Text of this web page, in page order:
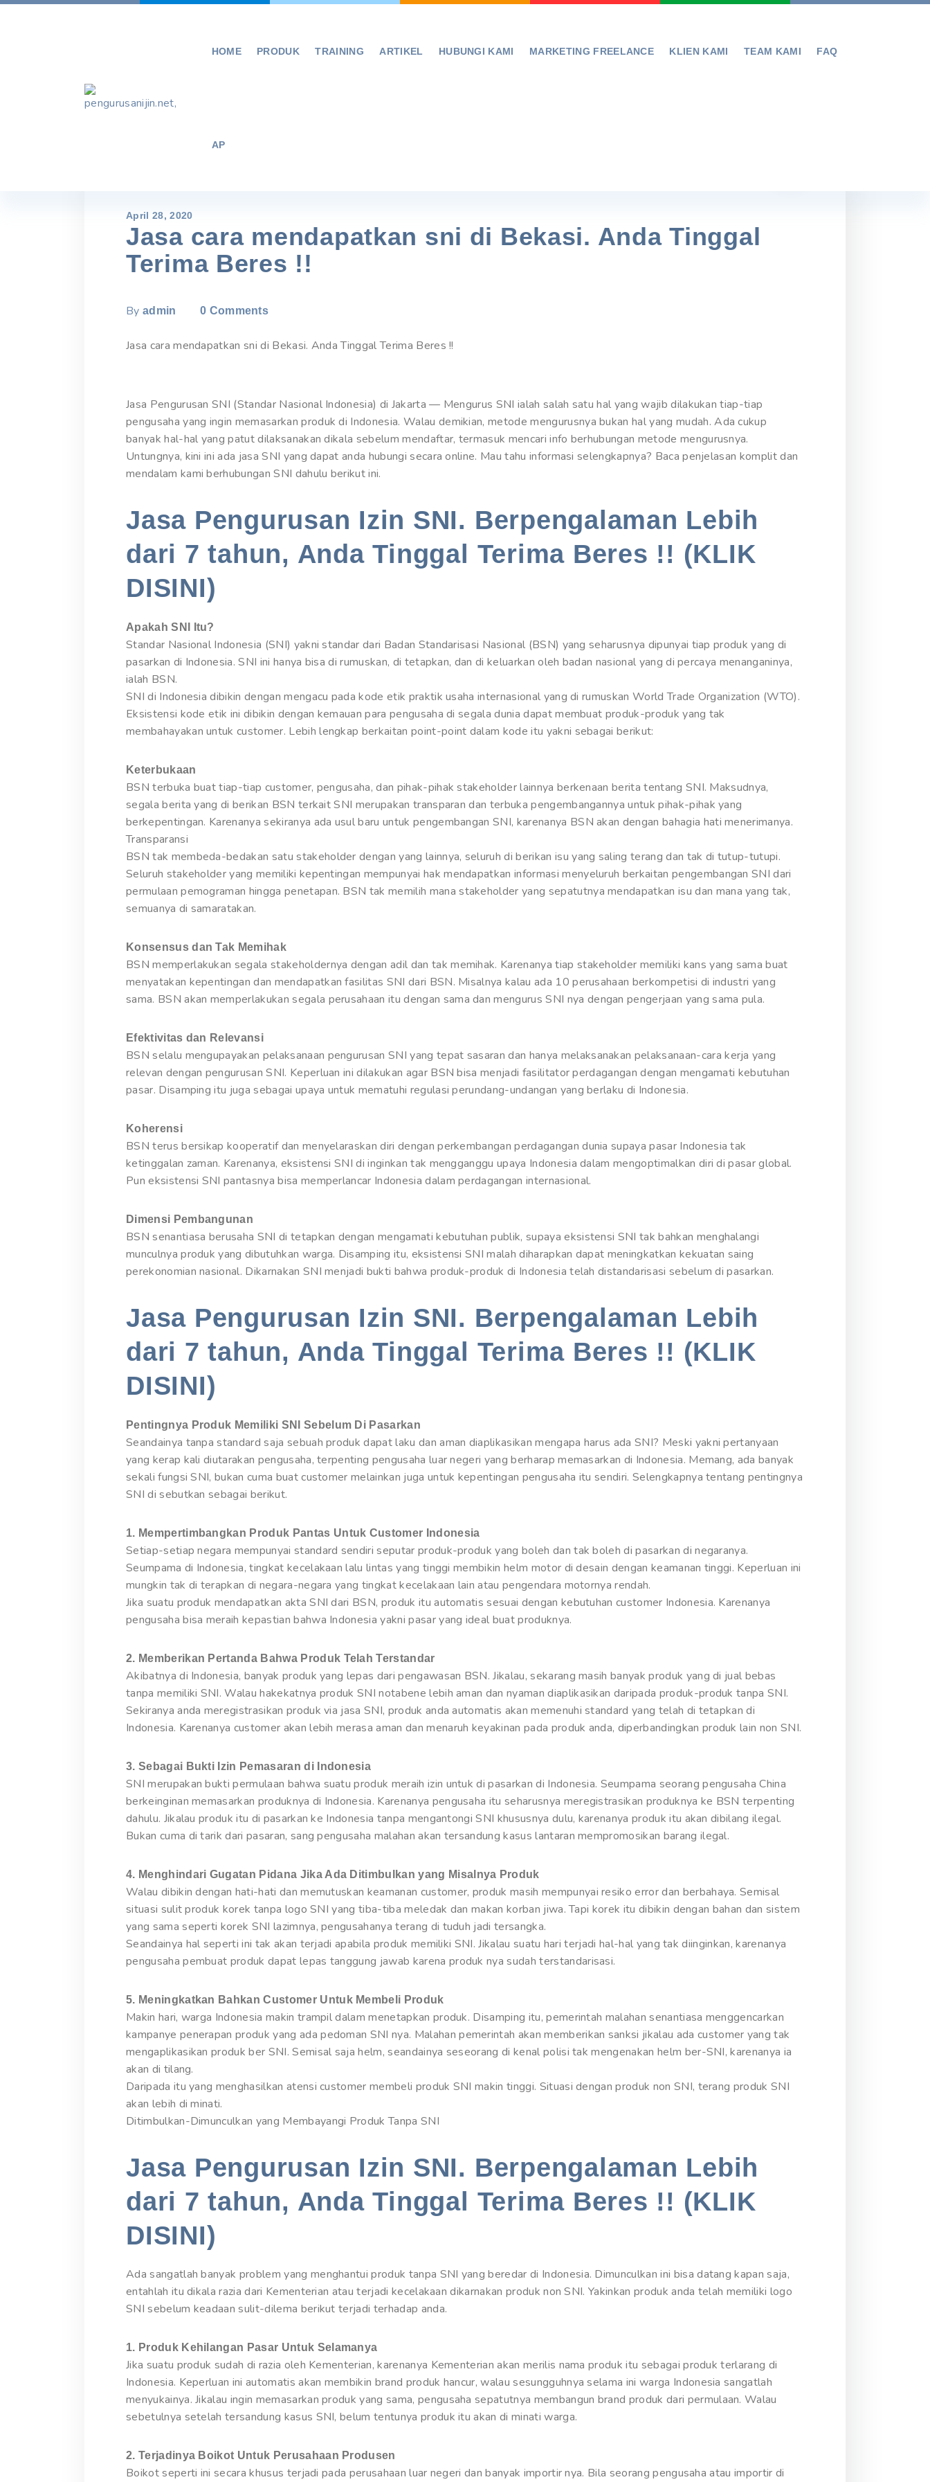
Skip
HOME PRODUK TRAINING ARTIKEL HUBUNGI KAMI MARKETING FREELANCE KLIEN KAMI TEAM KAMI FAQ
AP
April 28, 2020
Jasa cara mendapatkan sni di Bekasi. Anda Tinggal
Terima Beres !!
By admin 0 Comments
Jasa cara mendapatkan sni di Bekasi. Anda Tinggal Terima Beres !!
Jasa Pengurusan SNI (Standar Nasional Indonesia) di Jakarta — Mengurus SNI ialah salah satu hal yang wajib dilakukan tiap-tiap
pengusaha yang ingin memasarkan produk di Indonesia. Walau demikian, metode mengurusnya bukan hal yang mudah. Ada cukup
banyak hal-hal yang patut dilaksanakan dikala sebelum mendaftar, termasuk mencari info berhubungan metode mengurusnya.
Untungnya, kini ini ada jasa SNI yang dapat anda hubungi secara online. Mau tahu informasi selengkapnya? Baca penjelasan komplit dan
mendalam kami berhubungan SNI dahulu berikut ini.
Jasa Pengurusan Izin SNI. Berpengalaman Lebih
dari 7 tahun, Anda Tinggal Terima Beres !! (KLIK
DISINI)
Apakah SNI Itu?
Standar Nasional Indonesia (SNI) yakni standar dari Badan Standarisasi Nasional (BSN) yang seharusnya dipunyai tiap produk yang di
pasarkan di Indonesia. SNI ini hanya bisa di rumuskan, di tetapkan, dan di keluarkan oleh badan nasional yang di percaya menanganinya,
ialah BSN.
SNI di Indonesia dibikin dengan mengacu pada kode etik praktik usaha internasional yang di rumuskan World Trade Organization (WTO).
Eksistensi kode etik ini dibikin dengan kemauan para pengusaha di segala dunia dapat membuat produk-produk yang tak
membahayakan untuk customer. Lebih lengkap berkaitan point-point dalam kode itu yakni sebagai berikut:
Keterbukaan
BSN terbuka buat tiap-tiap customer, pengusaha, dan pihak-pihak stakeholder lainnya berkenaan berita tentang SNI. Maksudnya,
segala berita yang di berikan BSN terkait SNI merupakan transparan dan terbuka pengembangannya untuk pihak-pihak yang
berkepentingan. Karenanya sekiranya ada usul baru untuk pengembangan SNI, karenanya BSN akan dengan bahagia hati menerimanya.
Transparansi
BSN tak membeda-bedakan satu stakeholder dengan yang lainnya, seluruh di berikan isu yang saling terang dan tak di tutup-tutupi.
Seluruh stakeholder yang memiliki kepentingan mempunyai hak mendapatkan informasi menyeluruh berkaitan pengembangan SNI dari
permulaan pemograman hingga penetapan. BSN tak memilih mana stakeholder yang sepatutnya mendapatkan isu dan mana yang tak,
semuanya di samaratakan.
Konsensus dan Tak Memihak
BSN memperlakukan segala stakeholdernya dengan adil dan tak memihak. Karenanya tiap stakeholder memiliki kans yang sama buat
menyatakan kepentingan dan mendapatkan fasilitas SNI dari BSN. Misalnya kalau ada 10 perusahaan berkompetisi di industri yang
sama. BSN akan memperlakukan segala perusahaan itu dengan sama dan mengurus SNI nya dengan pengerjaan yang sama pula.
Efektivitas dan Relevansi
BSN selalu mengupayakan pelaksanaan pengurusan SNI yang tepat sasaran dan hanya melaksanakan pelaksanaan-cara kerja yang
relevan dengan pengurusan SNI. Keperluan ini dilakukan agar BSN bisa menjadi fasilitator perdagangan dengan mengamati kebutuhan
pasar. Disamping itu juga sebagai upaya untuk mematuhi regulasi perundang-undangan yang berlaku di Indonesia.
Koherensi
BSN terus bersikap kooperatif dan menyelaraskan diri dengan perkembangan perdagangan dunia supaya pasar Indonesia tak
ketinggalan zaman. Karenanya, eksistensi SNI di inginkan tak mengganggu upaya Indonesia dalam mengoptimalkan diri di pasar global.
Pun eksistensi SNI pantasnya bisa memperlancar Indonesia dalam perdagangan internasional.
Dimensi Pembangunan
BSN senantiasa berusaha SNI di tetapkan dengan mengamati kebutuhan publik, supaya eksistensi SNI tak bahkan menghalangi
munculnya produk yang dibutuhkan warga. Disamping itu, eksistensi SNI malah diharapkan dapat meningkatkan kekuatan saing
perekonomian nasional. Dikarnakan SNI menjadi bukti bahwa produk-produk di Indonesia telah distandarisasi sebelum di pasarkan.
Jasa Pengurusan Izin SNI. Berpengalaman Lebih
dari 7 tahun, Anda Tinggal Terima Beres !! (KLIK
DISINI)
Pentingnya Produk Memiliki SNI Sebelum Di Pasarkan
Seandainya tanpa standard saja sebuah produk dapat laku dan aman diaplikasikan mengapa harus ada SNI? Meski yakni pertanyaan
yang kerap kali diutarakan pengusaha, terpenting pengusaha luar negeri yang berharap memasarkan di Indonesia. Memang, ada banyak
sekali fungsi SNI, bukan cuma buat customer melainkan juga untuk kepentingan pengusaha itu sendiri. Selengkapnya tentang pentingnya
SNI di sebutkan sebagai berikut.
1. Mempertimbangkan Produk Pantas Untuk Customer Indonesia
Setiap-setiap negara mempunyai standard sendiri seputar produk-produk yang boleh dan tak boleh di pasarkan di negaranya.
Seumpama di Indonesia, tingkat kecelakaan lalu lintas yang tinggi membikin helm motor di desain dengan keamanan tinggi. Keperluan ini
mungkin tak di terapkan di negara-negara yang tingkat kecelakaan lain atau pengendara motornya rendah.
Jika suatu produk mendapatkan akta SNI dari BSN, produk itu automatis sesuai dengan kebutuhan customer Indonesia. Karenanya
pengusaha bisa meraih kepastian bahwa Indonesia yakni pasar yang ideal buat produknya.
2. Memberikan Pertanda Bahwa Produk Telah Terstandar
Akibatnya di Indonesia, banyak produk yang lepas dari pengawasan BSN. Jikalau, sekarang masih banyak produk yang di jual bebas
tanpa memiliki SNI. Walau hakekatnya produk SNI notabene lebih aman dan nyaman diaplikasikan daripada produk-produk tanpa SNI.
Sekiranya anda meregistrasikan produk via jasa SNI, produk anda automatis akan memenuhi standard yang telah di tetapkan di
Indonesia. Karenanya customer akan lebih merasa aman dan menaruh keyakinan pada produk anda, diperbandingkan produk lain non SNI.
3. Sebagai Bukti Izin Pemasaran di Indonesia
SNI merupakan bukti permulaan bahwa suatu produk meraih izin untuk di pasarkan di Indonesia. Seumpama seorang pengusaha China
berkeinginan memasarkan produknya di Indonesia. Karenanya pengusaha itu seharusnya meregistrasikan produknya ke BSN terpenting
dahulu. Jikalau produk itu di pasarkan ke Indonesia tanpa mengantongi SNI khususnya dulu, karenanya produk itu akan dibilang ilegal.
Bukan cuma di tarik dari pasaran, sang pengusaha malahan akan tersandung kasus lantaran mempromosikan barang ilegal.
4. Menghindari Gugatan Pidana Jika Ada Ditimbulkan yang Misalnya Produk
Walau dibikin dengan hati-hati dan memutuskan keamanan customer, produk masih mempunyai resiko error dan berbahaya. Semisal
situasi sulit produk korek tanpa logo SNI yang tiba-tiba meledak dan makan korban jiwa. Tapi korek itu dibikin dengan bahan dan sistem
yang sama seperti korek SNI lazimnya, pengusahanya terang di tuduh jadi tersangka.
Seandainya hal seperti ini tak akan terjadi apabila produk memiliki SNI. Jikalau suatu hari terjadi hal-hal yang tak diinginkan, karenanya
pengusaha pembuat produk dapat lepas tanggung jawab karena produk nya sudah terstandarisasi.
5. Meningkatkan Bahkan Customer Untuk Membeli Produk
Makin hari, warga Indonesia makin trampil dalam menetapkan produk. Disamping itu, pemerintah malahan senantiasa menggencarkan
kampanye penerapan produk yang ada pedoman SNI nya. Malahan pemerintah akan memberikan sanksi jikalau ada customer yang tak
mengaplikasikan produk ber SNI. Semisal saja helm, seandainya seseorang di kenal polisi tak mengenakan helm ber-SNI, karenanya ia
akan di tilang.
Daripada itu yang menghasilkan atensi customer membeli produk SNI makin tinggi. Situasi dengan produk non SNI, terang produk SNI
akan lebih di minati.
Ditimbulkan-Dimunculkan yang Membayangi Produk Tanpa SNI
Jasa Pengurusan Izin SNI. Berpengalaman Lebih
dari 7 tahun, Anda Tinggal Terima Beres !! (KLIK
DISINI)
Ada sangatlah banyak problem yang menghantui produk tanpa SNI yang beredar di Indonesia. Dimunculkan ini bisa datang kapan saja,
entahlah itu dikala razia dari Kementerian atau terjadi kecelakaan dikarnakan produk non SNI. Yakinkan produk anda telah memiliki logo
SNI sebelum keadaan sulit-dilema berikut terjadi terhadap anda.
1. Produk Kehilangan Pasar Untuk Selamanya
Jika suatu produk sudah di razia oleh Kementerian, karenanya Kementerian akan merilis nama produk itu sebagai produk terlarang di
Indonesia. Keperluan ini automatis akan membikin brand produk hancur, walau sesungguhnya selama ini warga Indonesia sangatlah
menyukainya. Jikalau ingin memasarkan produk yang sama, pengusaha sepatutnya membangun brand produk dari permulaan. Walau
sebetulnya setelah tersandung kasus SNI, belum tentunya produk itu akan di minati warga.
2. Terjadinya Boikot Untuk Perusahaan Produsen
Boikot seperti ini secara khusus terjadi pada perusahaan luar negeri dan banyak importir nya. Bila seorang pengusaha atau importir di